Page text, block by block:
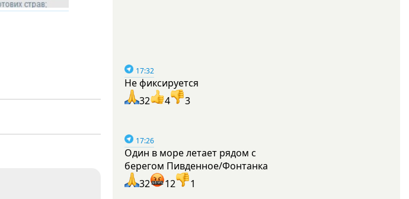
17:32
Не фиксируется
32
4 3
17:26
Один в море летает рядом с
берегом Пивденное/Фонтанка
32
12 1